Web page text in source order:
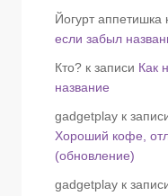
Йогурт аппетишка
если забыл
Кто? к записи Как
название
gadgetplay к
Хороший кофе,
(обновление)
gadgetplay к